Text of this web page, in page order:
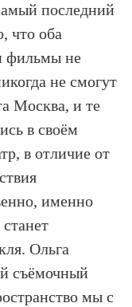
последний
что оба
фильмы не
не смогут
Москва, и те
в своём
в отличие от
именно
Ольга
съёмочный
мы с